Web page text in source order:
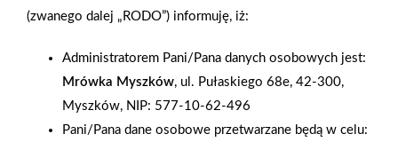
podniebnych ewolucji większość uczestników pikniku nigdy
trwały aż do zmierzchu, wieczór wypełnił występ zespołu "NO
TO CO". Nocne niebo rozświetliło się przed północą blaskiem
sztucznych ogni. Głównymi sponsorami tej wielkiej plenerowej
imprezy były firmy: LAFARGE-GIPS oraz ISOVER, Sponsorzy
(zwanego dalej „RODO”) informuję, iż:
Administratorem Pani/Pana danych osobowych jest:
Mrówka Myszków, ul. Pułaskiego 68e, 42-300,
Myszków, NIP: 577-10-62-496
Pani/Pana dane osobowe przetwarzane będą w celu: